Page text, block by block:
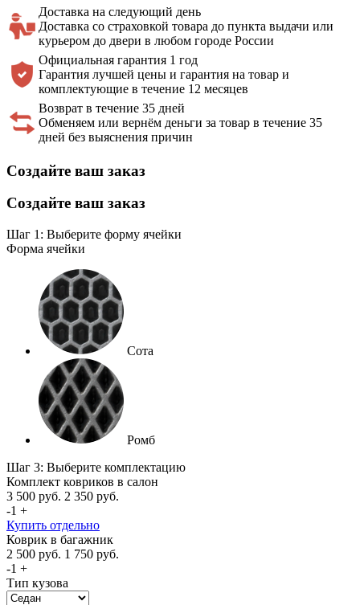
Доставка на следующий день
Доставка со страховкой товара до пункта выдачи или
курьером до двери в любом городе России
Официальная гарантия 1 год
Гарантия лучшей цены и гарантия на товар и
комплектующие в течение 12 месяцев
Возврат в течение 35 дней
Обменяем или вернём деньги за товар в течение 35
дней без выяснения причин
Создайте ваш заказ
Создайте ваш заказ
Шаг 1: Выберите форму ячейки
Форма ячейки
Сота
Ромб
Шаг 3: Выберите комплектацию
Комплект ковриков в салон
3 500 руб. 2 350 руб.
-1 +
Купить отдельно
Коврик в багажник
2 500 руб. 1 750 руб.
-1 +
Тип кузова